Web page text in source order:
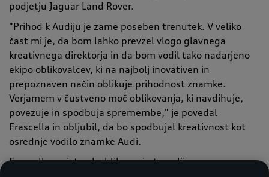
podjetju Jaguar Land Rover.
"Prihod k Audiju je zame poseben trenutek. V veliko
čast mi je, da bom lahko prevzel vlogo glavnega
kreativnega direktorja in da bom vodil tako nadarjeno
ekipo oblikovalcev, ki na najbolj inovativen in
prepoznaven način oblikuje prihodnost znamke.
Verjamem v čustveno moč oblikovanja, ki navdihuje,
povezuje in spodbuja spremembe," je povedal
Frascella in obljubil, da bo spodbujal kreativnost kot
osrednje vodilo znamke Audi.
Frascellov pristop k oblikovanju temelji na